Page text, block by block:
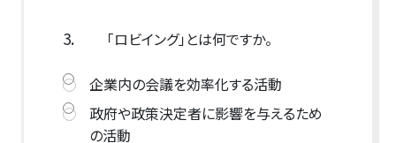
3. 「ロビイング」とは何ですか。
企業内の会議を効率化する活動
政府や政策決定者に影響を与えるため
の活動